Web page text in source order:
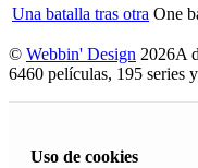
Una batalla tras otra One
© Webbin' Design 2026A
6460 películas, 195 series
Uso de cookies